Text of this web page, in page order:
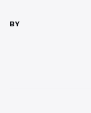
hanya lewat
BY